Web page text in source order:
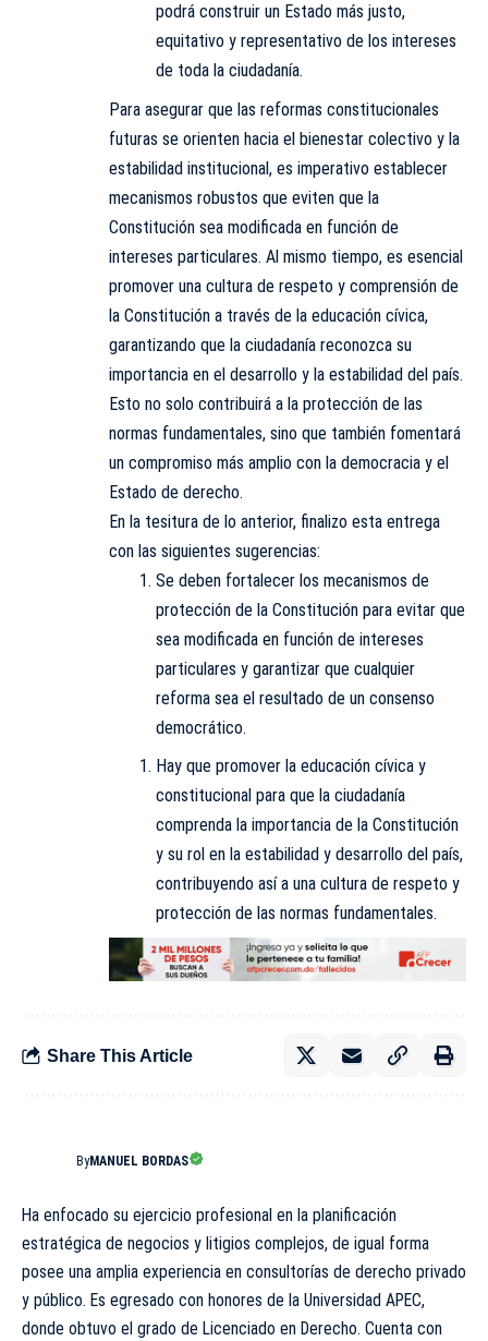
podrá construir un Estado más justo,
equitativo y representativo de los intereses
de toda la ciudadanía.
Para asegurar que las reformas constitucionales
futuras se orienten hacia el bienestar colectivo y la
estabilidad institucional, es imperativo establecer
mecanismos robustos que eviten que la
Constitución sea modificada en función de
intereses particulares. Al mismo tiempo, es esencial
promover una cultura de respeto y comprensión de
la Constitución a través de la educación cívica,
garantizando que la ciudadanía reconozca su
importancia en el desarrollo y la estabilidad del país.
Esto no solo contribuirá a la protección de las
normas fundamentales, sino que también fomentará
un compromiso más amplio con la democracia y el
Estado de derecho.
En la tesitura de lo anterior, finalizo esta entrega
con las siguientes sugerencias:
Se deben fortalecer los mecanismos de
protección de la Constitución para evitar que
sea modificada en función de intereses
particulares y garantizar que cualquier
reforma sea el resultado de un consenso
democrático.
Hay que promover la educación cívica y
constitucional para que la ciudadanía
comprenda la importancia de la Constitución
y su rol en la estabilidad y desarrollo del país,
contribuyendo así a una cultura de respeto y
protección de las normas fundamentales.
Share This Article
ByMANUEL BORDAS
Ha enfocado su ejercicio profesional en la planificación
estratégica de negocios y litigios complejos, de igual forma
posee una amplia experiencia en consultorías de derecho privado
y público. Es egresado con honores de la Universidad APEC,
donde obtuvo el grado de Licenciado en Derecho. Cuenta con